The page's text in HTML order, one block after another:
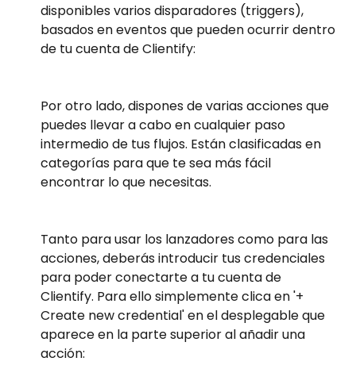
disponibles varios disparadores (triggers),
basados en eventos que pueden ocurrir dentro
de tu cuenta de Clientify:
Por otro lado, dispones de varias acciones que
puedes llevar a cabo en cualquier paso
intermedio de tus flujos. Están clasificadas en
categorías para que te sea más fácil
encontrar lo que necesitas.
Tanto para usar los lanzadores como para las
acciones, deberás introducir tus credenciales
para poder conectarte a tu cuenta de
Clientify. Para ello simplemente clica en '+
Create new credential' en el desplegable que
aparece en la parte superior al añadir una
acción: